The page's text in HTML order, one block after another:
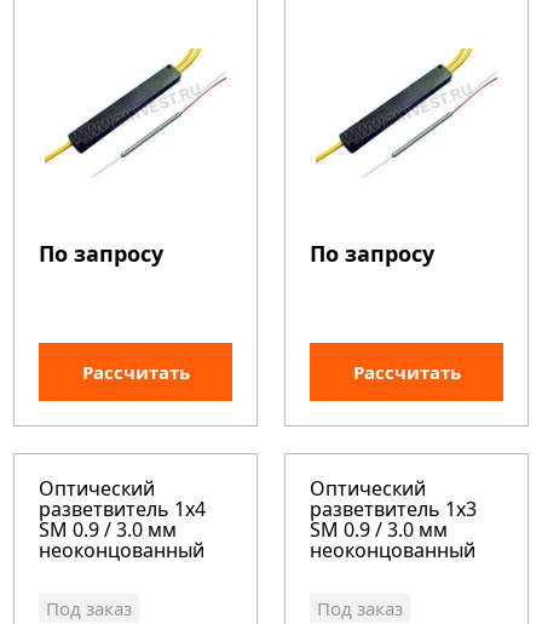
По запросу
Рассчитать
По запросу
Рассчитать
Оптический
разветвитель 1x4
SM 0.9 / 3.0 мм
неоконцованный
Под заказ
Оптический
разветвитель 1x3
SM 0.9 / 3.0 мм
неоконцованный
Под заказ